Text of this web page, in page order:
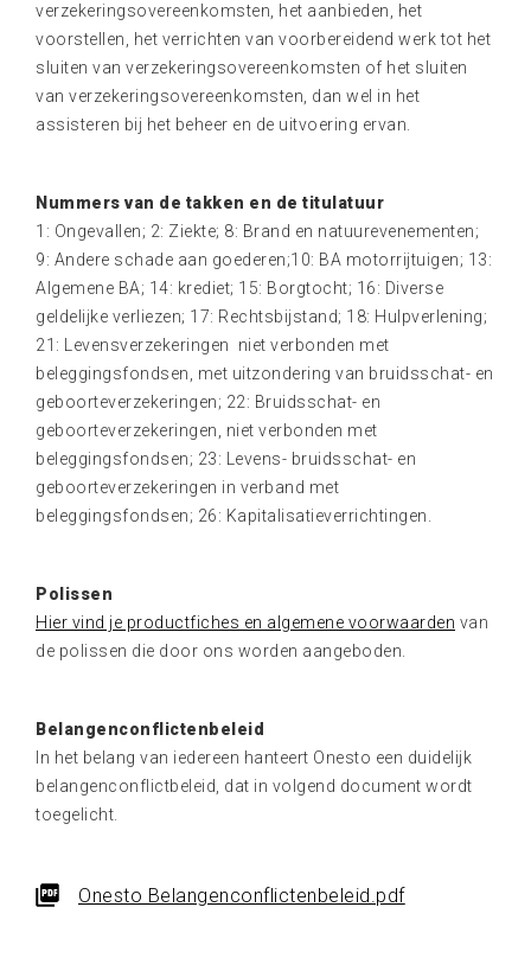
verzekeringsovereenkomsten, het aanbieden, het
voorstellen, het verrichten van voorbereidend werk tot het
sluiten van verzekeringsovereenkomsten of het sluiten
van verzekeringsovereenkomsten, dan wel in het
assisteren bij het beheer en de uitvoering ervan.
Nummers van de takken en de titulatuur
1: Ongevallen; 2: Ziekte; 8: Brand en natuurevenementen;
9: Andere schade aan goederen;10: BA motorrijtuigen; 13:
Algemene BA; 14: krediet; 15: Borgtocht; 16: Diverse
geldelijke verliezen; 17: Rechtsbijstand; 18: Hulpverlening;
21: Levensverzekeringen niet verbonden met
beleggingsfondsen, met uitzondering van bruidsschat- en
geboorteverzekeringen; 22: Bruidsschat- en
geboorteverzekeringen, niet verbonden met
beleggingsfondsen; 23: Levens- bruidsschat- en
geboorteverzekeringen in verband met
beleggingsfondsen; 26: Kapitalisatieverrichtingen.
Polissen
Hier vind je productfiches en algemene voorwaarden van
de polissen die door ons worden aangeboden.
Belangenconflictenbeleid
In het belang van iedereen hanteert Onesto een duidelijk
belangenconflictbeleid, dat in volgend document wordt
toegelicht.
Onesto Belangenconflictenbeleid.pdf